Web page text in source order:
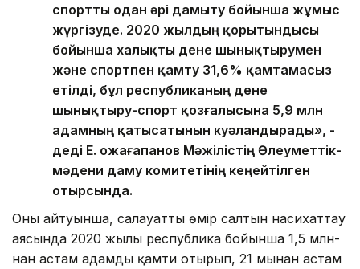
спортты одан әрі дамыту бойынша жұмыс
жүргізуде. 2020 жылдың қорытындысы
бойынша халықты дене шынықтырумен
және спортпен қамту 31,6% қамтамасыз
етілді, бұл республиканың дене
шынықтыру-спорт қозғалысына 5,9 млн
адамның қатысатынын куәландырады», -
деді Е. Қожағапанов Мәжілістің Әлеуметтік-
мәдени даму комитетінің кеңейтілген
отырсында.
Оның айтуынша, салауатты өмір салтын насихаттау
аясында 2020 жылы республика бойынша 1,5 млн-
нан астам адамды қамти отырып, 21 мыңнан астам